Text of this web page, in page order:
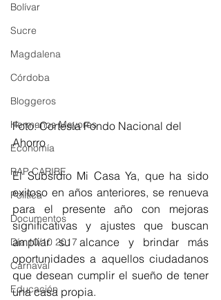
Bolívar
Sucre
Magdalena
Córdoba
Bloggeros
Hermanos Mayores
Economía
RAP CARIBE
Política
Documentos
Día 10/10 2017
Carnaval
Educación
Foto: Cortesía Fondo Nacional del
Ahorro
El Subsidio Mi Casa Ya, que ha sido
exitoso en años anteriores, se renueva
para el presente año con mejoras
significativas y ajustes que buscan
ampliar su alcance y brindar más
oportunidades a aquellos ciudadanos
que desean cumplir el sueño de tener
una casa propia.